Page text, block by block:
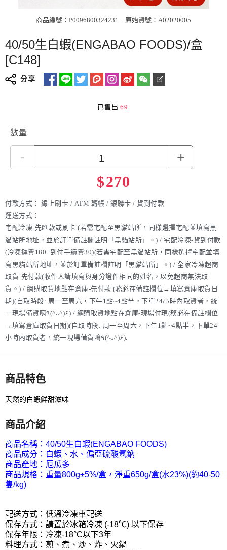
商品編號：P0096800324231 原始貨號：A02020005
40/50生白蝦(ENGABAO FOODS)/盒
[C148]
分享
已售出 69
數量
- +
$270
付款方式： 線上刷卡 / ATM 轉帳 / 銀聯卡 / 貨到付款
運送方式：
宅配冷凍-先匯款或刷卡 (若需宅配至黑貓站所，同樣選擇宅配並填寫黑
貓站所地址，並於訂單備註欄註明「黑貓站所」。) / 宅配冷凍-貨到付款
(冷凍運費180+到付手續費30)(若需宅配至黑貓站所，同樣選擇宅配並填
寫黑貓站所地址，並於訂單備註欄註明「黑貓站所」。) / 全家冷凍超商
取貨-先付款(收件人請填寫與身分證件相同的姓名，以免超商無法取
貨。) / 網購取貨地點在倉庫-先付款 (務必在備註欄位→填寫倉庫取貨日
期)(自取時段: 周一至周六，下午1點~4點半，下單24小時內取貨者，統
一現場備貨唷٩(^ᴗ^)۶) / 網購取貨地點在倉庫-現場付現(務必在備註欄位
→填寫倉庫取貨日期)(自取時段: 周一至周六，下午1點~4點半，下單24
小時內取貨者，統一現場備貨唷٩(^ᴗ^)۶).
商品特色
天然的白蝦鮮甜滋味
商品介紹
商品名稱：40/50生白蝦(ENGABAO FOODS)
商品成分：白蝦、水、偏亞硫酸氫鈉
商品產地：厄瓜多
商品規格：重量800g±5%/盒，淨重650g/盒(水23%)(約40-50
隻/kg)
配送方式：低溫冷凍車配送
保存方式：請置於冰箱冷凍 (-18℃) 以下保存
保存年限：冷凍-18°C以下3年
料理方式：煎、煮、炒、炸、火鍋